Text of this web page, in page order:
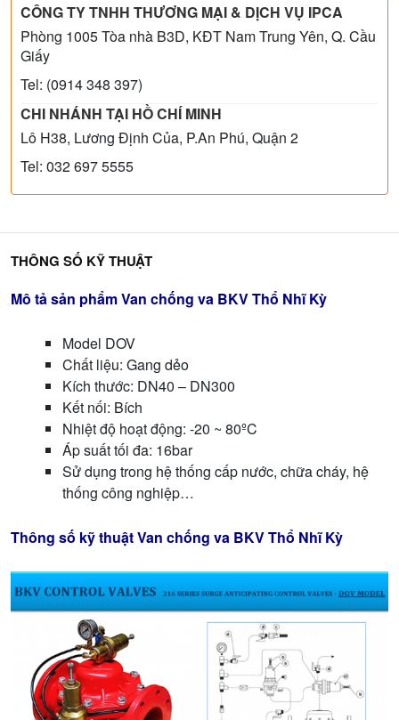
CÔNG TY TNHH THƯƠNG MẠI & DỊCH VỤ IPCA
Phòng 1005 Tòa nhà B3D, KĐT Nam Trung Yên, Q. Cầu
Giấy
Tel: (0914 348 397)
CHI NHÁNH TẠI HỒ CHÍ MINH
Lô H38, Lương Định Của, P.An Phú, Quận 2
Tel: 032 697 5555
Mô tả sản phẩm Van chống va BKV Thổ Nhĩ Kỳ
Model DOV
Chất liệu: Gang dẻo
Kích thước: DN40 – DN300
Kết nối: Bích
Nhiệt độ hoạt động: -20 ~ 80ºC
Áp suất tối đa: 16bar
Sử dụng trong hệ thống cấp nước, chữa cháy, hệ
thống công nghiệp…
Thông số kỹ thuật Van chống va BKV Thổ Nhĩ Kỳ
THÔNG SỐ KỸ THUẬT